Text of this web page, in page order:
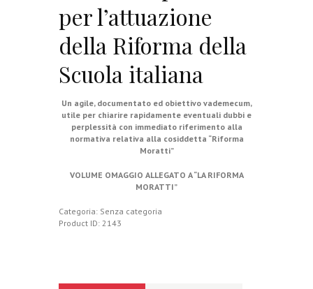
per l’attuazione
della Riforma della
Scuola italiana
Un agile, documentato ed obiettivo vademecum,
utile per chiarire rapidamente eventuali dubbi e
perplessità con immediato riferimento alla
normativa relativa alla cosiddetta “Riforma
Moratti”
VOLUME OMAGGIO ALLEGATO A “LA RIFORMA
MORATTI”
Categoria: Senza categoria
Product ID: 2143